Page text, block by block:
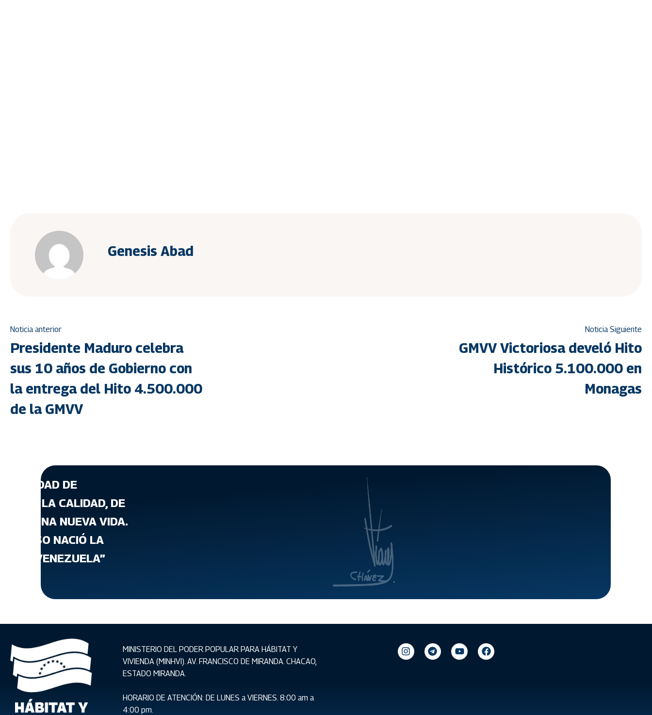
Genesis Abad
Noticia anterior
Presidente Maduro celebra
sus 10 años de Gobierno con
la entrega del Hito 4.500.000
de la GMVV
Noticia Siguiente
GMVV Victoriosa develó Hito
Histórico 5.100.000 en
Monagas
DE
DE LA CALIDAD, DE
DE UNA NUEVA VIDA.
ESO NACIÓ LA
VENEZUELA”
MINISTERIO DEL PODER POPULAR PARA HÁBITAT Y
VIVIENDA (MINHVI). AV. FRANCISCO DE MIRANDA. CHACAO,
ESTADO MIRANDA.
HORARIO DE ATENCIÓN: DE LUNES a VIERNES. 8:00 am a
4:00 pm.